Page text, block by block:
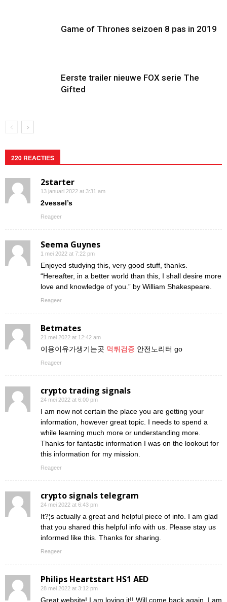
Game of Thrones seizoen 8 pas in 2019
Eerste trailer nieuwe FOX serie The
Gifted
220 REACTIES
2starter
13 januari 2022 at 3:31 am
2vessel’s
Reageer
Seema Guynes
1 mei 2022 at 7:22 pm
Enjoyed studying this, very good stuff, thanks.
“Hereafter, in a better world than this, I shall desire more
love and knowledge of you.” by William Shakespeare.
Reageer
Betmates
21 mei 2022 at 12:42 am
이용이유가생기는곳 먹튀검증 안전노리터 go
Reageer
crypto trading signals
24 mei 2022 at 6:00 pm
I am now not certain the place you are getting your
information, however great topic. I needs to spend a
while learning much more or understanding more.
Thanks for fantastic information I was on the lookout for
this information for my mission.
Reageer
crypto signals telegram
24 mei 2022 at 6:43 pm
It?¦s actually a great and helpful piece of info. I am glad
that you shared this helpful info with us. Please stay us
informed like this. Thanks for sharing.
Reageer
Philips Heartstart HS1 AED
28 mei 2022 at 3:12 pm
Great website! I am loving it!! Will come back again. I am